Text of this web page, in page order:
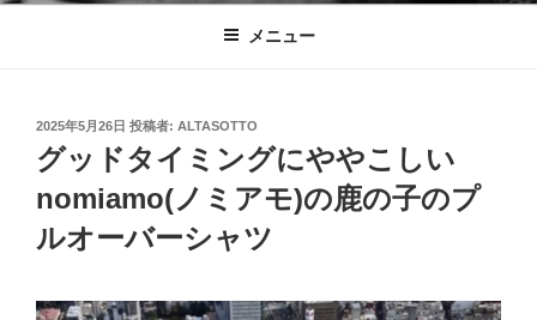
メニュー
投
日:
2025年5月26日 投稿者: ALTASOTTO
グッドタイミングにややこしい
nomiamo(ノミアモ)の鹿の子のプ
ルオーバーシャツ